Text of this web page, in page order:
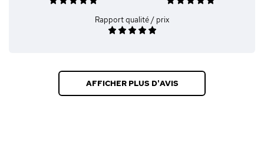
Rapport qualité / prix
AFFICHER PLUS D'AVIS